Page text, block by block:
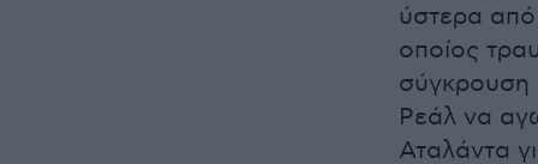
ύστερα
οποίος
σύγκρουση
Ρεάλ να
Αταλάντα